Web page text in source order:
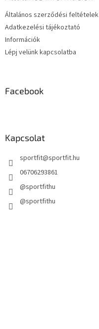
Általános szerződési feltételek
Adatkezelési tájékoztató
Információk
Lépj velünk kapcsolatba
Facebook
Kapcsolat
sportfit@sportfit.hu
06706293861
@sportfithu
@sportfithu